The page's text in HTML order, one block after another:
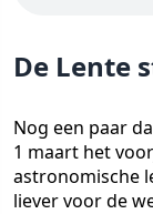
De Lente
Nog een paar
1 maart het
astronomische
liever voor de